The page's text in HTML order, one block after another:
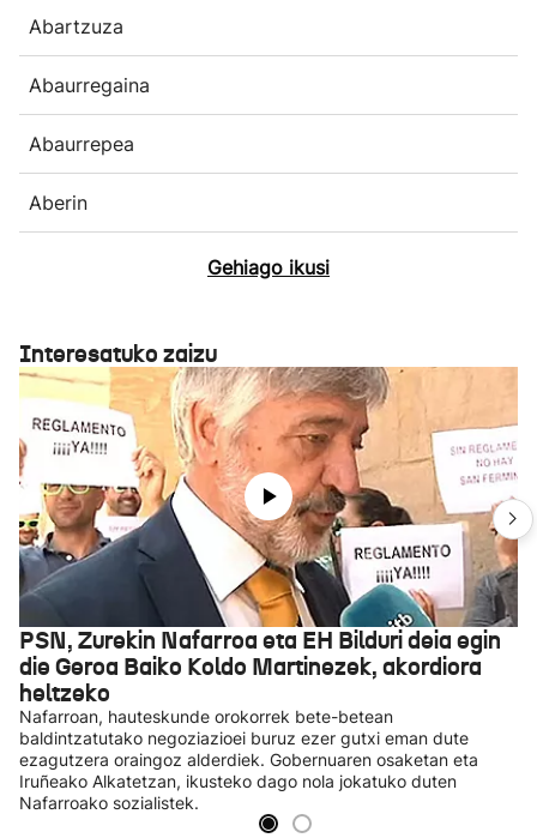
Abartzuza
Abaurregaina
Abaurrepea
Aberin
Gehiago ikusi
Interesatuko zaizu
PSN, Zurekin Nafarroa eta EH Bilduri deia egin
die Geroa Baiko Koldo Martinezek, akordiora
heltzeko
Nafarroan, hauteskunde orokorrek bete-betean
baldintzatutako negoziazioei buruz ezer gutxi eman dute
ezagutzera oraingoz alderdiek. Gobernuaren osaketan eta
Iruñeako Alkatetzan, ikusteko dago nola jokatuko duten
Nafarroako sozialistek.